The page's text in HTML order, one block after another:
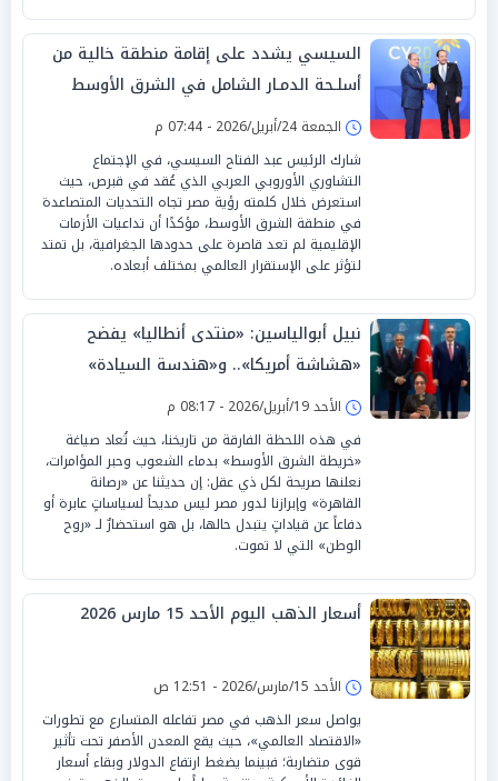
السيسي يشدد على إقامة منطقة خالية من
أسلـحة الدمـار الشامل في الشرق الأوسط
الجمعة 24/أبريل/2026 - 07:44 م
شارك الرئيس عبد الفتاح السيسي، في الإجتماع
التشاوري الأوروبي العربي الذي عُقد في قبرص، حيث
استعرض خلال كلمته رؤية مصر تجاه التحديات المتصاعدة
في منطقة الشرق الأوسط، مؤكدًا أن تداعيات الأزمات
الإقليمية لم تعد قاصرة على حدودها الجغرافية، بل تمتد
لتؤثر على الإستقرار العالمي بمختلف أبعاده.
نبيل أبوالياسين: «منتدى أنطاليا» يفضح
«هشاشة أمريكا».. و«هندسة السيادة»
تقودها «القاهرة والرياض»
الأحد 19/أبريل/2026 - 08:17 م
في هذه اللحظة الفارقة من تاريخنا، حيث تُعاد صياغة
«خريطة الشرق الأوسط» بدماء الشعوب وحبر المؤامرات،
نعلنها صريحة لكل ذي عقل: إن حديثنا عن «رصانة
القاهرة» وإبرازنا لدور مصر ليس مديحاً لسياساتٍ عابرة أو
دفاعاً عن قياداتٍ يتبدل حالها، بل هو استحضارٌ لـ «روح
الوطن» التي لا تموت.
أسعار الذهب اليوم الأحد 15 مارس 2026
الأحد 15/مارس/2026 - 12:51 ص
يواصل سعر الذهب في مصر تفاعله المتسارع مع تطورات
«الاقتصاد العالمي»، حيث يقع المعدن الأصفر تحت تأثير
قوى متضاربة؛ فبينما يضغط ارتفاع الدولار وبقاء أسعار